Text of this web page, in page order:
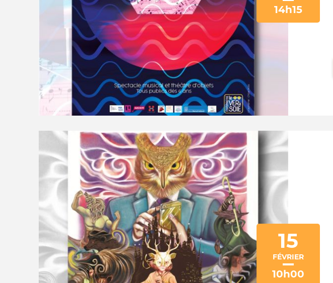
14h15
15
FÉVRIER
10h00